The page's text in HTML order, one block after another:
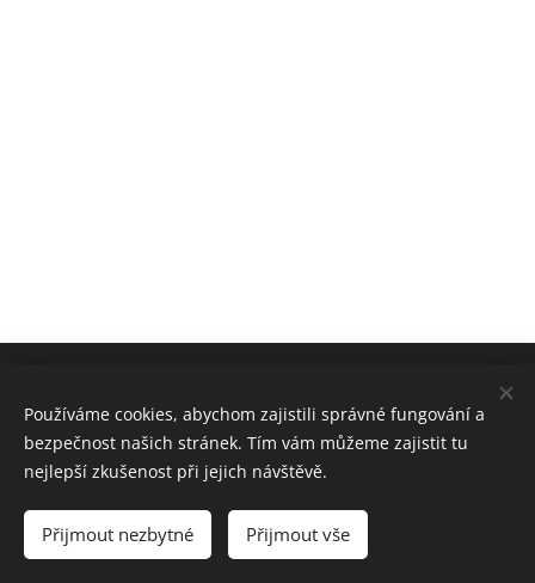
Cookies
Čeština
Používáme cookies, abychom zajistili správné fungování a
bezpečnost našich stránek. Tím vám můžeme zajistit tu
nejlepší zkušenost při jejich návštěvě.
Přijmout nezbytné Přijmout vše